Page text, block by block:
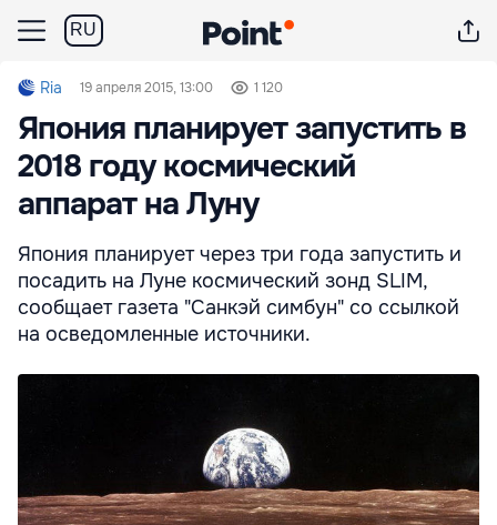
RU
Ria 19 апреля 2015, 13:00 1 120
Япония планирует запустить в
2018 году космический
аппарат на Луну
Япония планирует через три года запустить и
посадить на Луне космический зонд SLIM,
сообщает газета "Санкэй симбун" со ссылкой
на осведомленные источники.